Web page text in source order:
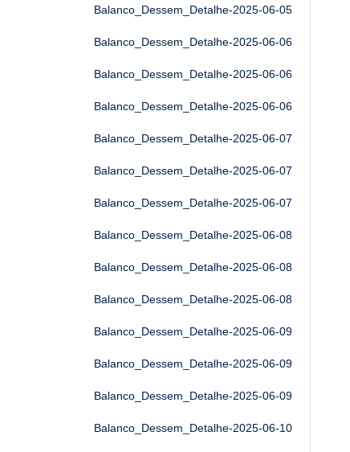
Balanco_Dessem_Detalhe-2025-06-05
Balanco_Dessem_Detalhe-2025-06-06
Balanco_Dessem_Detalhe-2025-06-06
Balanco_Dessem_Detalhe-2025-06-06
Balanco_Dessem_Detalhe-2025-06-07
Balanco_Dessem_Detalhe-2025-06-07
Balanco_Dessem_Detalhe-2025-06-07
Balanco_Dessem_Detalhe-2025-06-08
Balanco_Dessem_Detalhe-2025-06-08
Balanco_Dessem_Detalhe-2025-06-08
Balanco_Dessem_Detalhe-2025-06-09
Balanco_Dessem_Detalhe-2025-06-09
Balanco_Dessem_Detalhe-2025-06-09
Balanco_Dessem_Detalhe-2025-06-10